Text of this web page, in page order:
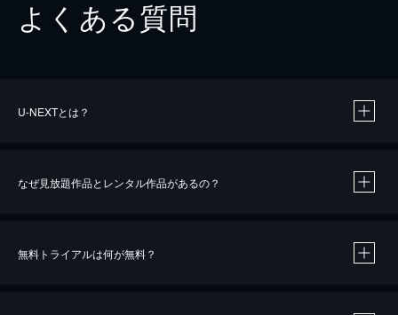
よくある質問
U-NEXTとは？
なぜ見放題作品とレンタル作品があるの？
無料トライアルは何が無料？